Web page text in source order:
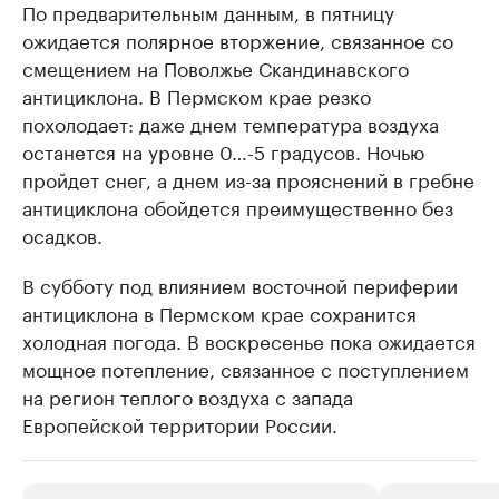
По предварительным данным, в пятницу
ожидается полярное вторжение, связанное со
смещением на Поволжье Скандинавского
антициклона. В Пермском крае резко
похолодает: даже днем температура воздуха
останется на уровне 0…-5 градусов. Ночью
пройдет снег, а днем из-за прояснений в гребне
антициклона обойдется преимущественно без
осадков.
В субботу под влиянием восточной периферии
антициклона в Пермском крае сохранится
холодная погода. В воскресенье пока ожидается
мощное потепление, связанное с поступлением
на регион теплого воздуха с запада
Европейской территории России.